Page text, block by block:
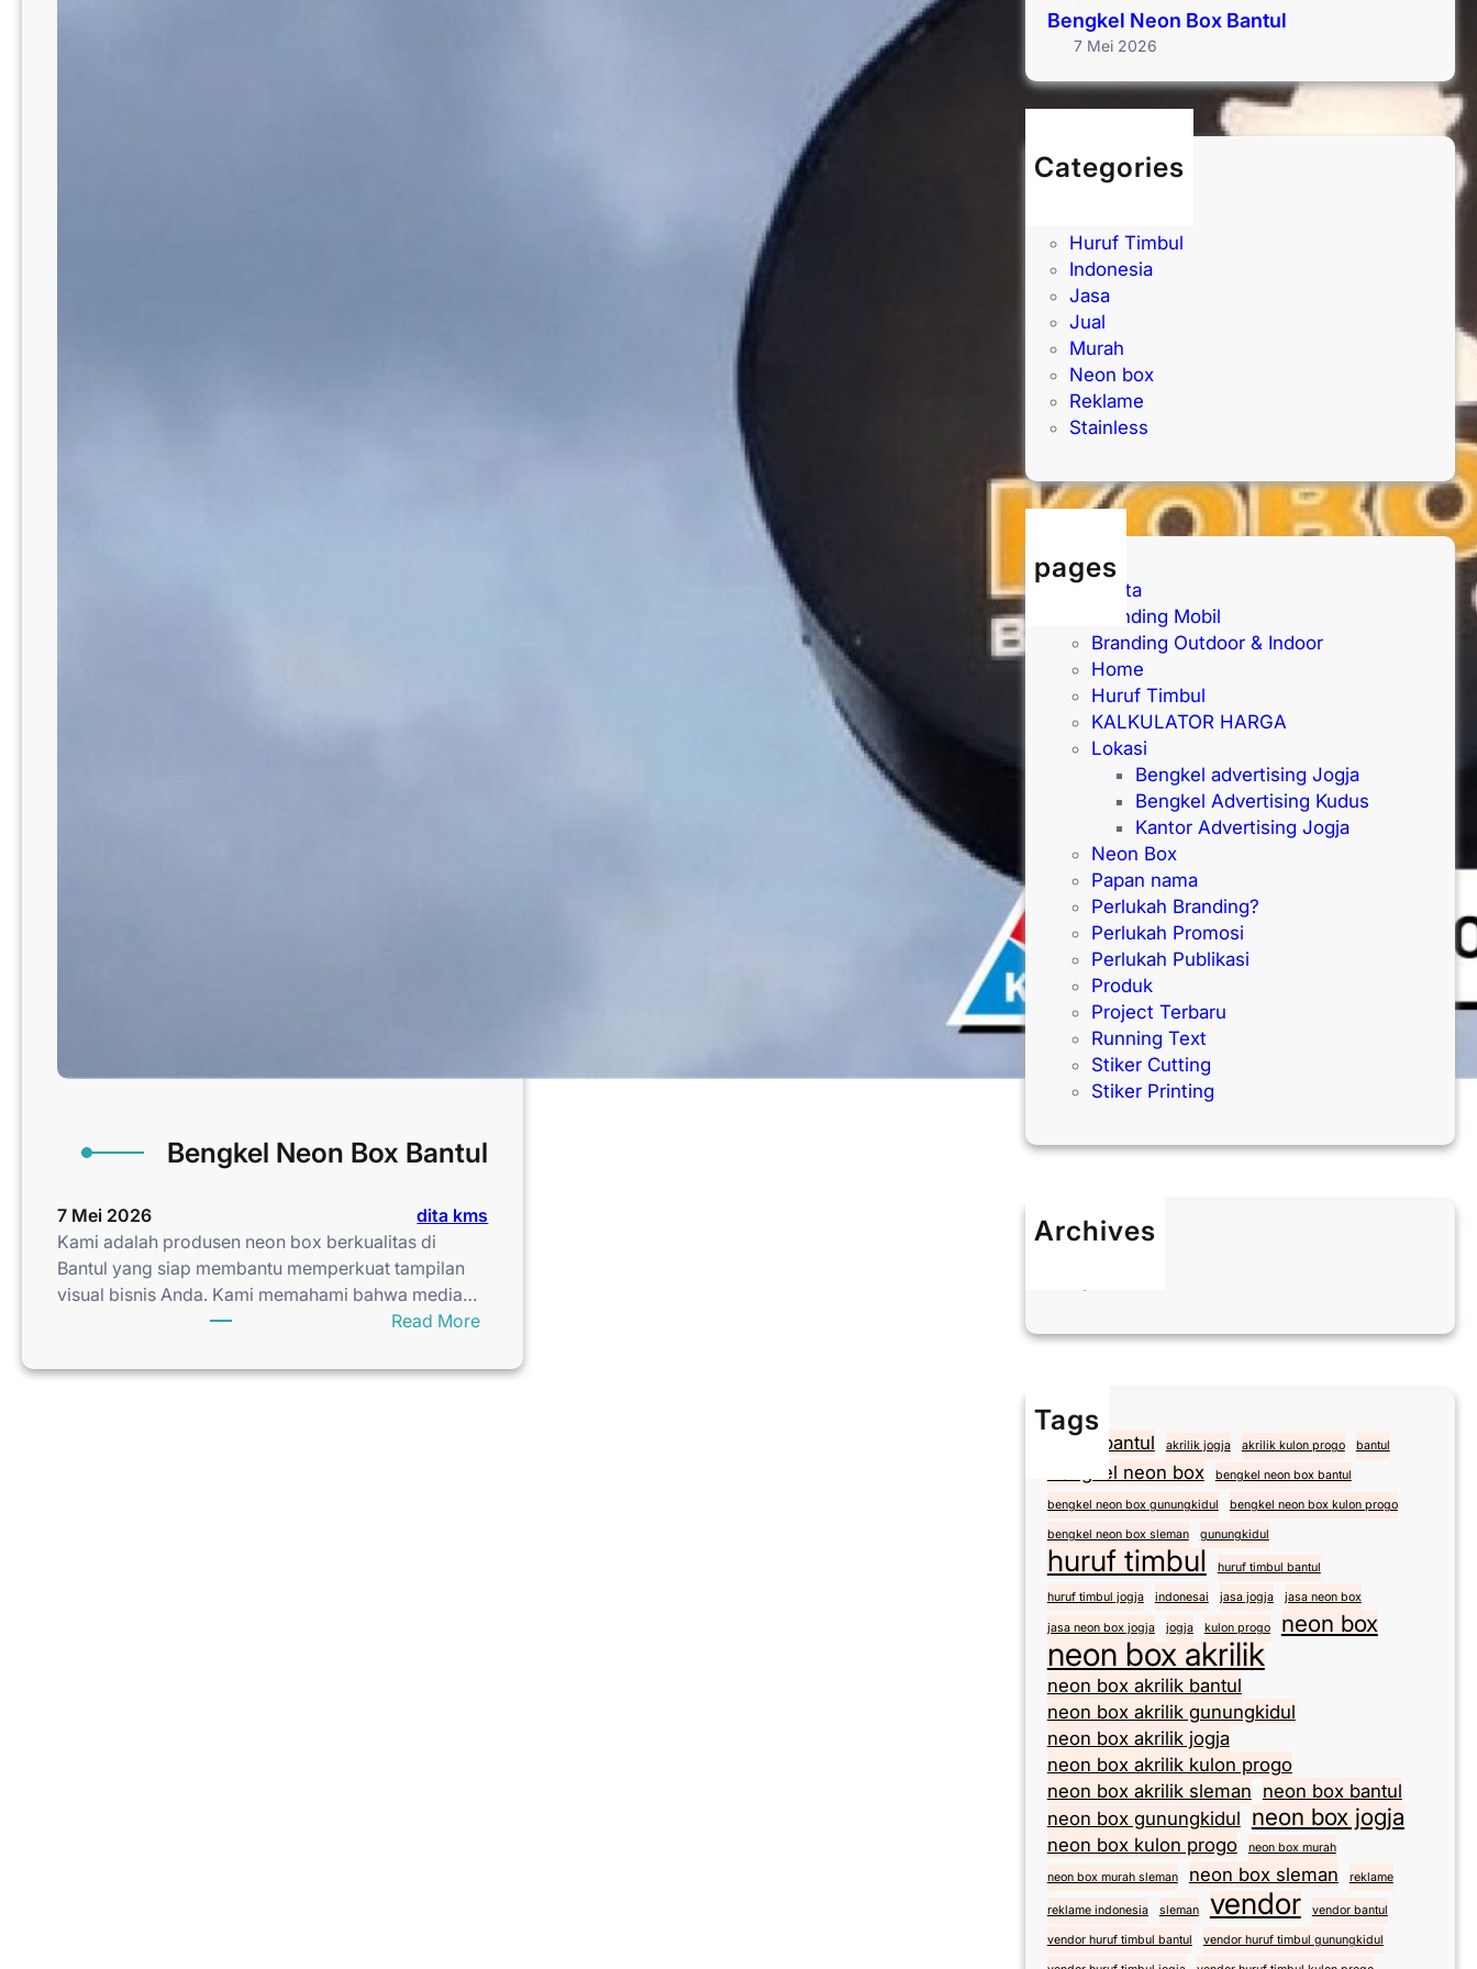
Bengkel Neon Box Bantul
7 Mei 2026
dita kms
Kami adalah produsen neon box berkualitas di
Bantul yang siap membantu memperkuat tampilan
visual bisnis Anda. Kami memahami bahwa media…
Read More:
e
Bengkel Neon Box Bantul
7 Mei 2026
Categories
Akrilik
Huruf Timbul
Indonesia
Jasa
Jual
Murah
Neon box
Reklame
Stainless
pages
Berita
Branding Mobil
Branding Outdoor & Indoor
Home
Huruf Timbul
KALKULATOR HARGA
Lokasi
Bengkel advertising Jogja
Bengkel Advertising Kudus
Kantor Advertising Jogja
Neon Box
Papan nama
Perlukah Branding?
Perlukah Promosi
Perlukah Publikasi
Produk
Project Terbaru
Running Text
Stiker Cutting
Stiker Printing
Archives
Tags
akrilik bantul akrilik jogja akrilik kulon progo bantul
Bengkel neon box bengkel neon box bantul
bengkel neon box gunungkidul bengkel neon box kulon progo
bengkel neon box sleman gunungkidul
huruf timbul huruf timbul bantul
huruf timbul jogja indonesai jasa jogja jasa neon box
jasa neon box jogja jogja kulon progo neon box
neon box akrilik
neon box akrilik bantul
neon box akrilik gunungkidul
neon box akrilik jogja
neon box akrilik kulon progo
neon box akrilik sleman neon box bantul
neon box gunungkidul neon box jogja
neon box kulon progo neon box murah
neon box murah sleman neon box sleman reklame
reklame indonesia sleman vendor vendor bantul
vendor huruf timbul bantul vendor huruf timbul gunungkidul